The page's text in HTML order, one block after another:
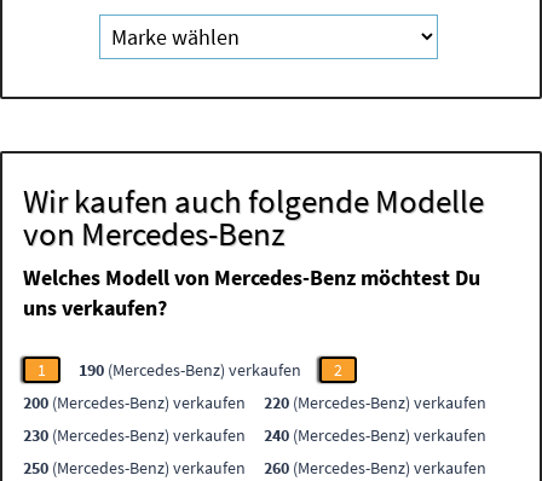
Wir kaufen auch folgende Modelle
von Mercedes-Benz
Welches Modell von Mercedes-Benz möchtest Du
uns verkaufen?
1 190 (Mercedes-Benz) verkaufen
2
200 (Mercedes-Benz) verkaufen 220 (Mercedes-Benz) verkaufen
230 (Mercedes-Benz) verkaufen 240 (Mercedes-Benz) verkaufen
250 (Mercedes-Benz) verkaufen 260 (Mercedes-Benz) verkaufen